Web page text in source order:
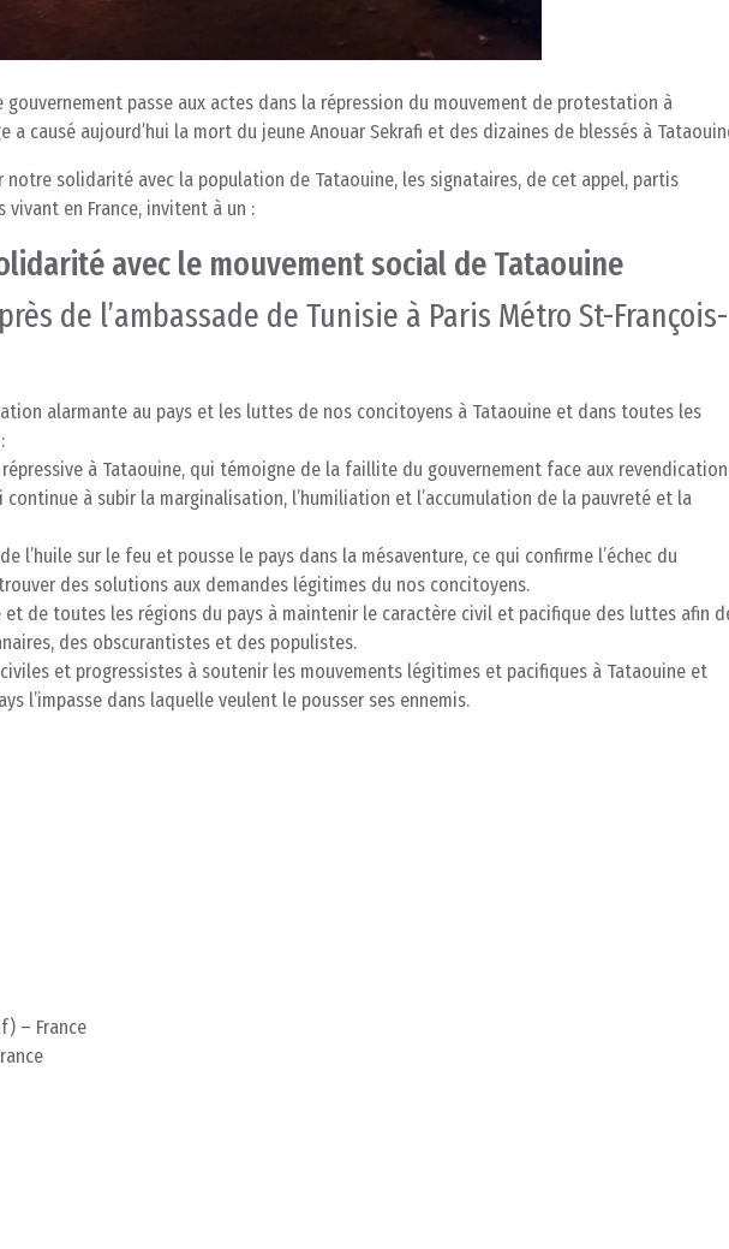
gouvernement passe aux actes dans la répression du mouvement de protestation à
a causé aujourd’hui la mort du jeune Anouar Sekrafi et des dizaines de blessés à
notre solidarité avec la population de Tataouine, les signataires, de cet appel, partis
en France, invitent à un :
avec le mouvement social de Tataouine
de l’ambassade de Tunisie à Paris Métro St-François-
alarmante au pays et les luttes de nos concitoyens à Tataouine et dans toutes les
à Tataouine, qui témoigne de la faillite du gouvernement face aux
à subir la marginalisation, l’humiliation et l’accumulation de la pauvreté et la
l’huile sur le feu et pousse le pays dans la mésaventure, ce qui confirme l’échec du
des solutions aux demandes légitimes du nos concitoyens.
et de toutes les régions du pays à maintenir le caractère civil et pacifique des luttes afin
des obscurantistes et des populistes.
et progressistes à soutenir les mouvements légitimes et pacifiques à Tataouine et
l’impasse dans laquelle veulent le pousser ses ennemis.
– France